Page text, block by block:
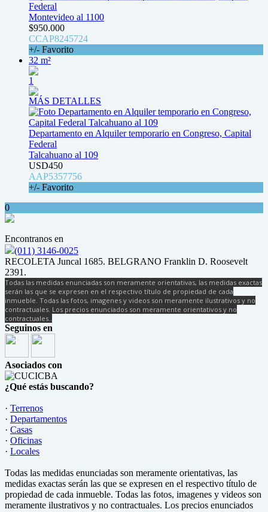
Federal
Montevideo al 1100
$950.000
CCAP8245724
+/- Favorito
32 m²
1
MÁS DETALLES
Departamento en Alquiler temporario en Congreso, Capital
Federal
Talcahuano al 109
USD450
AAP5357756
+/- Favorito
0
Encontranos en
(011) 3146-0025
RECOLETA Juncal 1685. BELGRANO Franklin D. Roosevelt
2391.
Todas las medidas enunciadas son meramente orientativas, las medidas exactas
serán las que se expresen en el respectivo título de propiedad de cada
inmueble. Todas las fotos, imagenes y videos son meramente ilustrativos y no
contractuales. Los precios enunciados son meramente orientativos y no
contractuales..
Seguinos en
Asociados con
¿Qué estás buscando?
· Terrenos
· Departamentos
· Casas
· Oficinas
· Locales
Todas las medidas enunciadas son meramente orientativas, las
medidas exactas serán las que se expresen en el respectivo título de
propiedad de cada inmueble. Todas las fotos, imagenes y videos son
meramente ilustrativos y no contractuales. Los precios enunciados